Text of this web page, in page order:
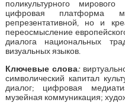
поликультурного
цифровая платформа
репрезентативной, но и
переосмысление
диалога национальных
визуальных языков.
Ключевые слова:
символический капитал
диалог; цифровая
музейная коммуникация;